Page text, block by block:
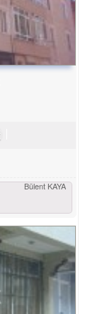
Bülent KAYA